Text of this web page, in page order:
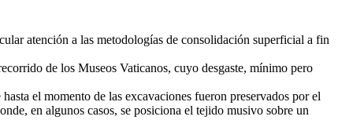
atención a las metodologías de consolidación superficial a fin
de los Museos Vaticanos, cuyo desgaste, mínimo pero
el momento de las excavaciones fueron preservados por el
en algunos casos, se posiciona el tejido musivo sobre un